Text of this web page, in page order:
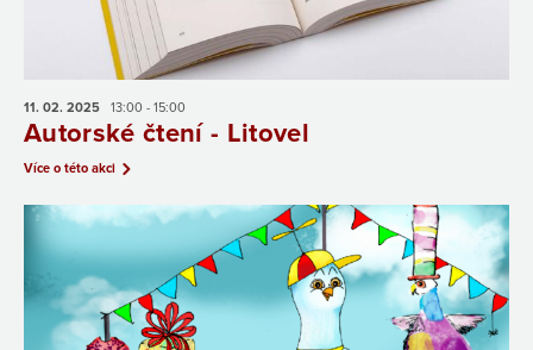
11. 02. 2025 13:00 - 15:00
Autorské čtení - Litovel
Více o této akci